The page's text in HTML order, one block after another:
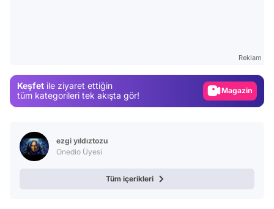
Reklam
Keşfet ile ziyaret ettiğin
tüm kategorileri tek akışta gör!
Magazin
ezgi yıldıztozu
Onedio Üyesi
Tüm içerikleri